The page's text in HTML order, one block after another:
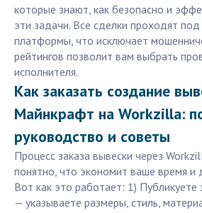
которые знают, как безопасно и
эти задачи. Все сделки проходят
платформы, что исключает
рейтингов позволит вам выбрать
исполнителя.
Как заказать создание
Майнкрафт на Workzilla:
руководство и советы
Процесс заказа вывески через
понятно, что экономит ваше время и
Вот как это работает: 1) Публикуете
— указываете размеры, стиль,